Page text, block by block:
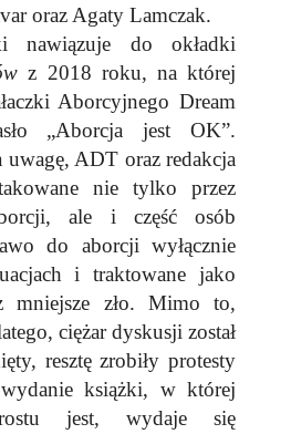
oraz Agaty Lamczak.
nawiązuje do okładki
z 2018 roku, na której
Aborcyjnego Dream
„Aborcja jest OK”.
uwagę, ADT oraz redakcja
nie tylko przez
ale i część osób
do aborcji wyłącznie
i traktowane jako
mniejsze zło. Mimo to,
ciężar dyskusji został
resztę zrobiły protesty
książki, w której
jest, wydaje się